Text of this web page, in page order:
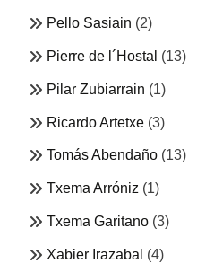
Pello Sasiain (2)
Pierre de l´Hostal (13)
Pilar Zubiarrain (1)
Ricardo Artetxe (3)
Tomás Abendaño (13)
Txema Arróniz (1)
Txema Garitano (3)
Xabier Irazabal (4)